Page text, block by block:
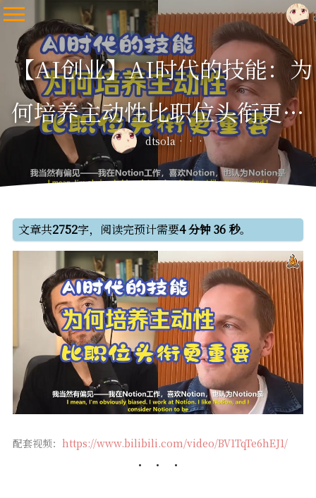
【AI创业】AI时代的技能：为
何培养主动性比职位头衔更重
要
dtsola
文章共2752字，阅读完预计需要4 分钟 36 秒。
配套视频： https://www.bilibili.com/video/BV1TqTe6hEJ1/